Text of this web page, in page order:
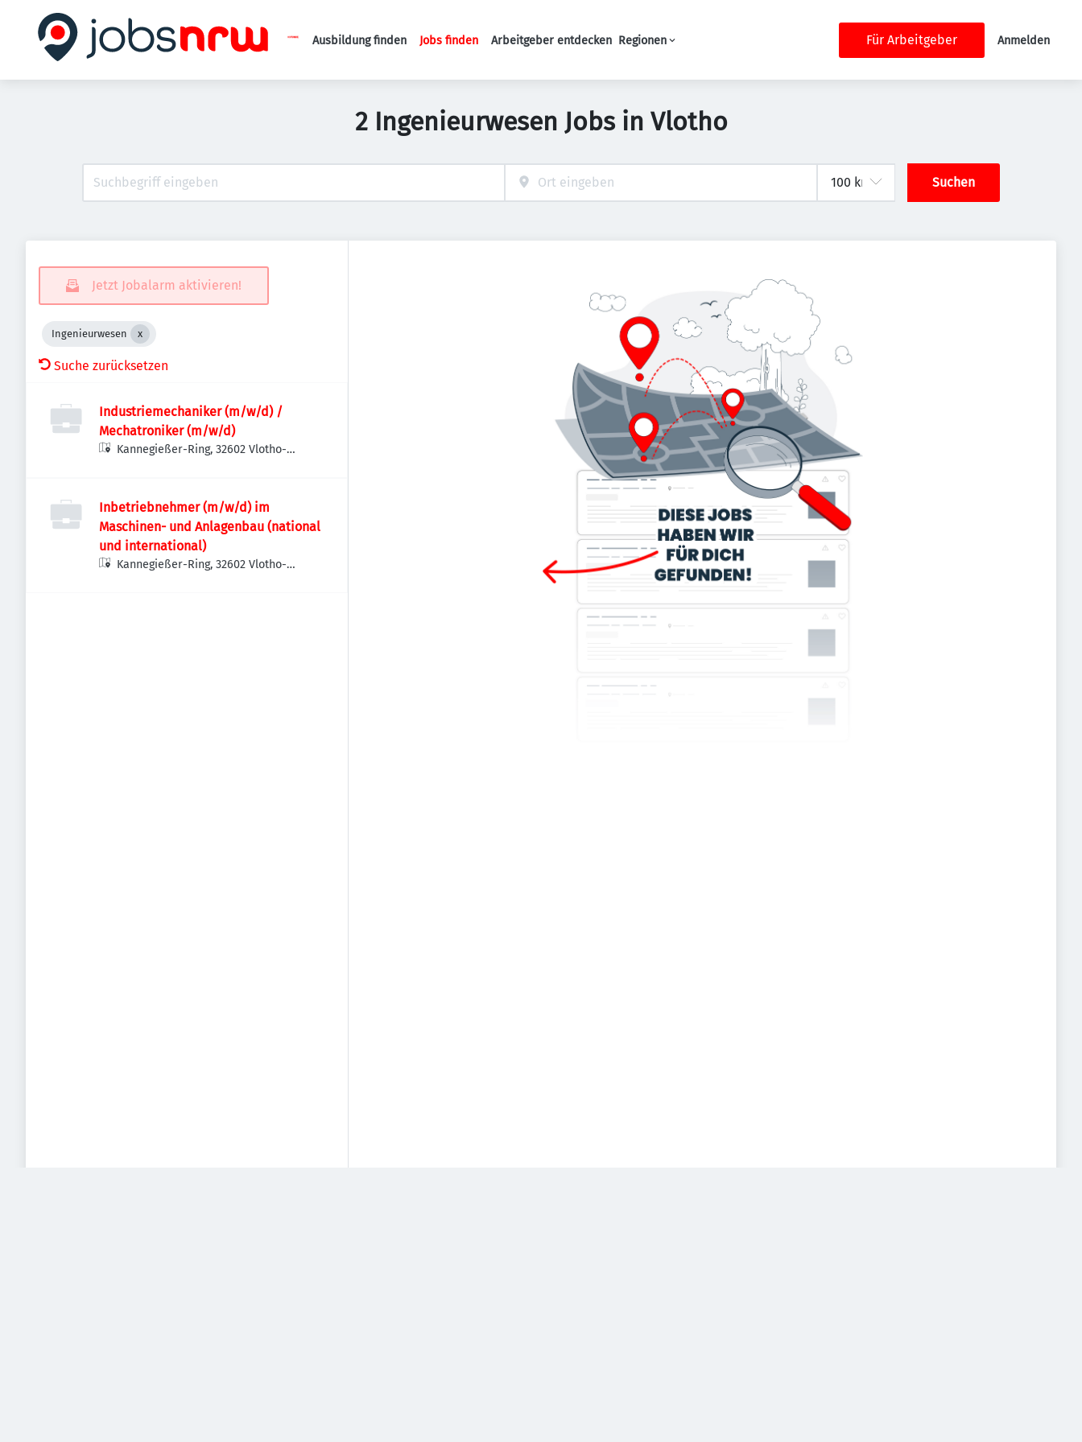
Haupt-Navigation
Ausbildung finden Jobs finden Arbeitgeber entdecken Regionen Für Arbeitgeber Anmelden
2 Ingenieurwesen Jobs in Vlotho
Suchen
Jetzt Jobalarm aktivieren!
Ingenieurwesen
Suche zurücksetzen
Industriemechaniker (m/w/d) /
Mechatroniker (m/w/d)
Kannegießer-Ring, 32602 Vlotho-
Inbetriebnehmer (m/w/d) im
Maschinen- und Anlagenbau (national
und international)
Kannegießer-Ring, 32602 Vlotho-